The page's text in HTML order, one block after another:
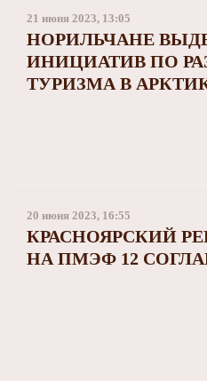
21 июня 2023, 13:05
НОРИЛЬЧАНЕ
ИНИЦИАТИВ ПО
ТУРИЗМА В
20 июня 2023, 16:55
КРАСНОЯРСКИЙ
НА ПМЭФ 12